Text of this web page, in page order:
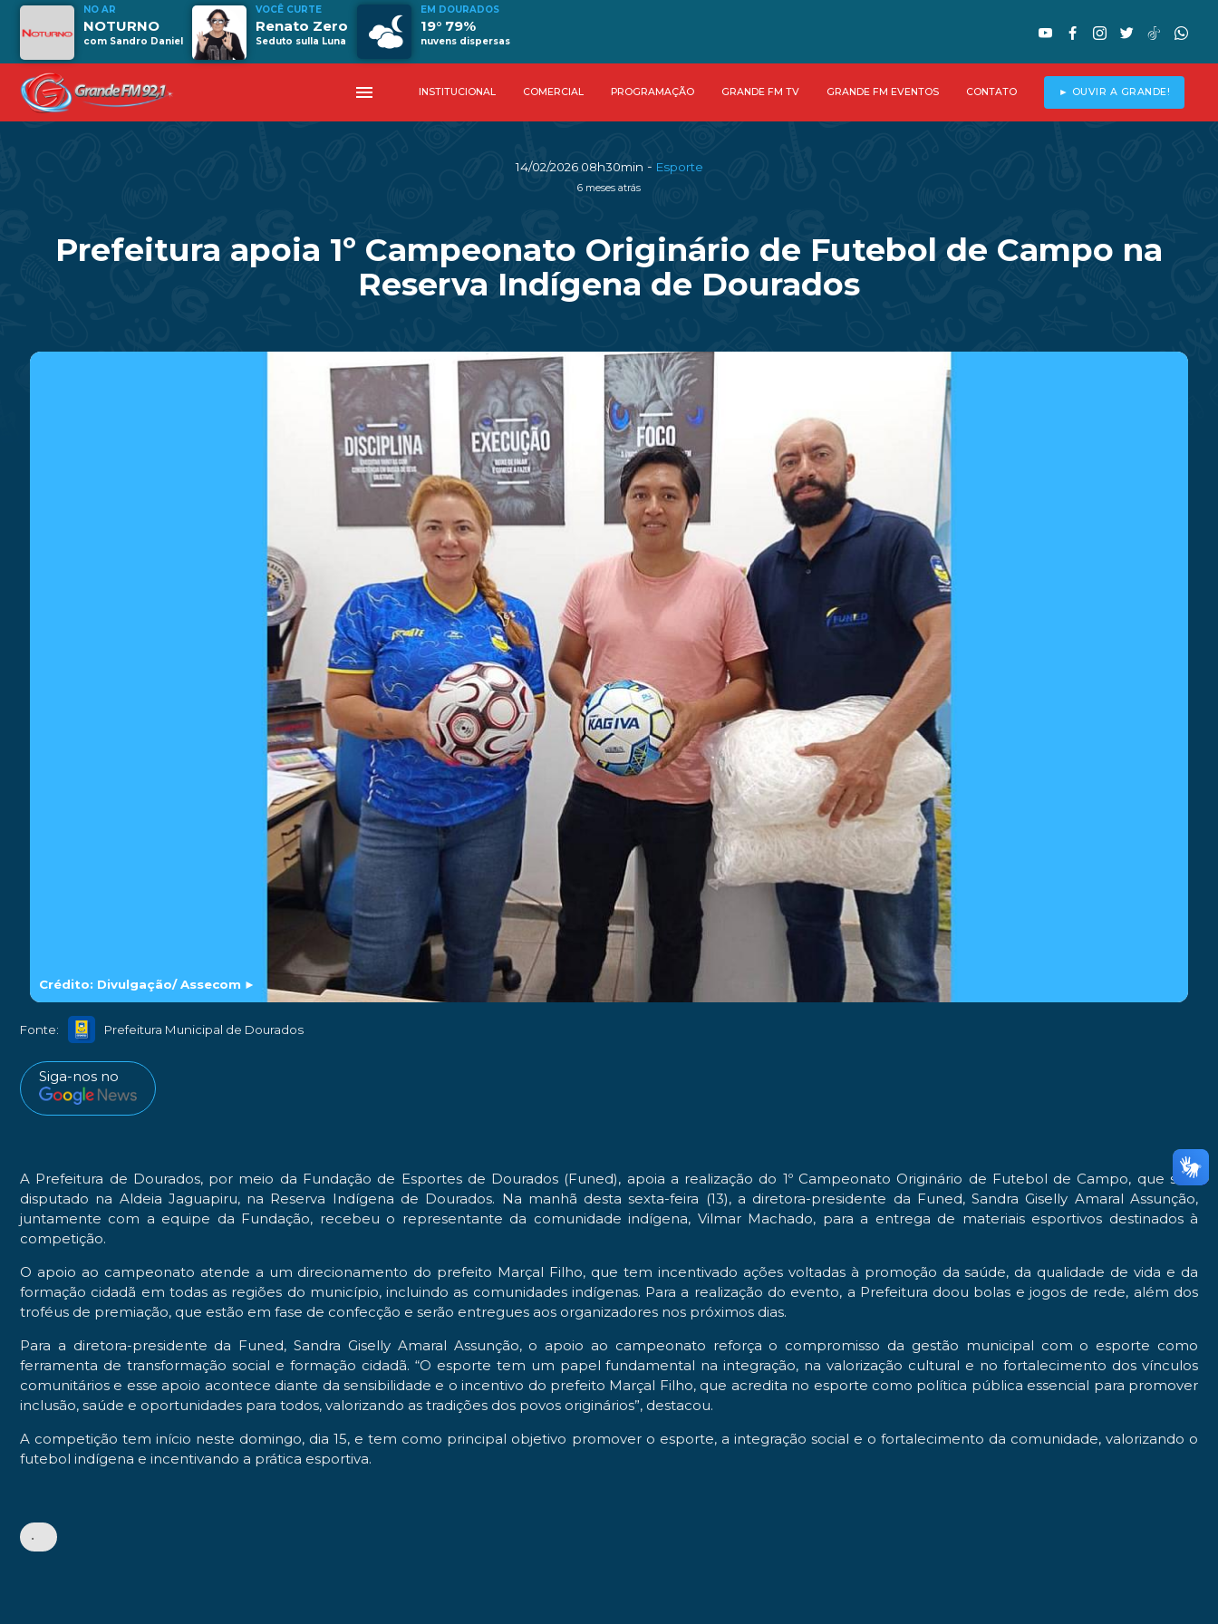
NO AR
NOTURNO
com Sandro Daniel
VOCÊ CURTE
Renato Zero
Seduto sulla Luna
EM DOURADOS
19° 79%
nuvens dispersas
menu INSTITUCIONAL COMERCIAL PROGRAMAÇÃO GRANDE FM TV GRANDE FM EVENTOS CONTATO ► OUVIR A GRANDE!
14/02/2026 08h30min - Esporte
6 meses atrás
Prefeitura apoia 1º Campeonato Originário de Futebol de Campo na
Reserva Indígena de Dourados
Crédito: Divulgação/ Assecom ►
Fonte: Prefeitura Municipal de Dourados
Siga-nos no
A Prefeitura de Dourados, por meio da Fundação de Esportes de Dourados (Funed), apoia a realização do 1º Campeonato Originário de Futebol de Campo, que será
disputado na Aldeia Jaguapiru, na Reserva Indígena de Dourados. Na manhã desta sexta-feira (13), a diretora-presidente da Funed, Sandra Giselly Amaral Assunção,
juntamente com a equipe da Fundação, recebeu o representante da comunidade indígena, Vilmar Machado, para a entrega de materiais esportivos destinados à
competição.
O apoio ao campeonato atende a um direcionamento do prefeito Marçal Filho, que tem incentivado ações voltadas à promoção da saúde, da qualidade de vida e da
formação cidadã em todas as regiões do município, incluindo as comunidades indígenas. Para a realização do evento, a Prefeitura doou bolas e jogos de rede, além dos
troféus de premiação, que estão em fase de confecção e serão entregues aos organizadores nos próximos dias.
Para a diretora-presidente da Funed, Sandra Giselly Amaral Assunção, o apoio ao campeonato reforça o compromisso da gestão municipal com o esporte como
ferramenta de transformação social e formação cidadã. “O esporte tem um papel fundamental na integração, na valorização cultural e no fortalecimento dos vínculos
comunitários e esse apoio acontece diante da sensibilidade e o incentivo do prefeito Marçal Filho, que acredita no esporte como política pública essencial para promover
inclusão, saúde e oportunidades para todos, valorizando as tradições dos povos originários”, destacou.
A competição tem início neste domingo, dia 15, e tem como principal objetivo promover o esporte, a integração social e o fortalecimento da comunidade, valorizando o
futebol indígena e incentivando a prática esportiva.
•